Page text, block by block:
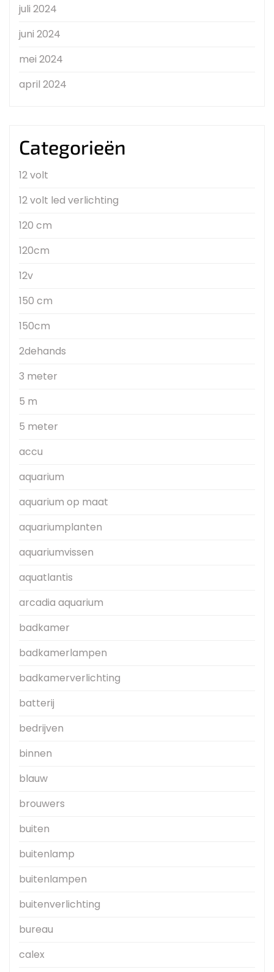
juli 2024
juni 2024
mei 2024
april 2024
Categorieën
12 volt
12 volt led verlichting
120 cm
120cm
12v
150 cm
150cm
2dehands
3 meter
5 m
5 meter
accu
aquarium
aquarium op maat
aquariumplanten
aquariumvissen
aquatlantis
arcadia aquarium
badkamer
badkamerlampen
badkamerverlichting
batterij
bedrijven
binnen
blauw
brouwers
buiten
buitenlamp
buitenlampen
buitenverlichting
bureau
calex